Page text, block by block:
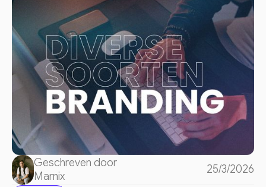
Geschreven door
Marnix
25/3/2026